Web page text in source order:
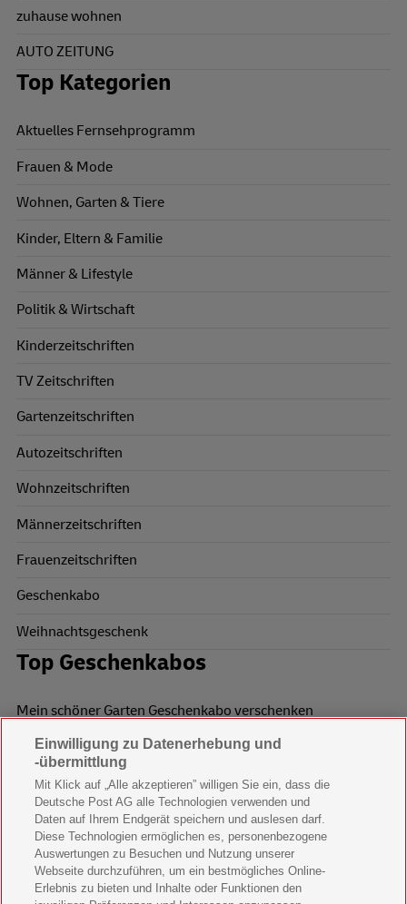
zuhause wohnen
AUTO ZEITUNG
Top Kategorien
Aktuelles Fernsehprogramm
Frauen & Mode
Wohnen, Garten & Tiere
Kinder, Eltern & Familie
Männer & Lifestyle
Politik & Wirtschaft
Kinderzeitschriften
TV Zeitschriften
Gartenzeitschriften
Autozeitschriften
Wohnzeitschriften
Männerzeitschriften
Frauenzeitschriften
Geschenkabo
Weihnachtsgeschenk
Top Geschenkabos
Mein schöner Garten Geschenkabo verschenken
Wohnen & Garten Geschenkabo verschenken
Mein schönes Land Geschenkabo verschenken
Bild der Frau Geschenkabo verschenken
11 Freunde Geschenkabo verschenken
LEGO Ninjago Magazin Geschenkabo verschenken
Einwilligung zu Datenerhebung und
-übermittlung
Mit Klick auf „Alle akzeptieren” willigen Sie ein, dass die
Deutsche Post AG alle Technologien verwenden und
Daten auf Ihrem Endgerät speichern und auslesen darf.
Diese Technologien ermöglichen es, personenbezogene
Auswertungen zu Besuchen und Nutzung unserer
Webseite durchzuführen, um ein bestmögliches Online-
Erlebnis zu bieten und Inhalte oder Funktionen den